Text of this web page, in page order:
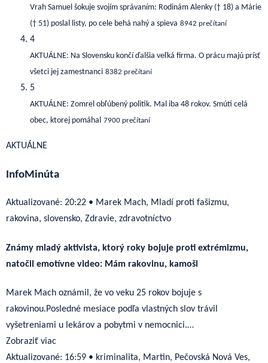
Vrah Samuel šokuje svojím správaním: Rodinám Alenky († 18) a Márie
(† 51) poslal listy, po cele behá nahý a spieva 8942 prečítaní
4
AKTUÁLNE: Na Slovensku končí ďalšia veľká firma. O prácu majú prísť
všetci jej zamestnanci 8382 prečítaní
5
AKTUÁLNE: Zomrel obľúbený politik. Mal iba 48 rokov. Smúti celá
obec, ktorej pomáhal
7900 prečítaní
AKTUÁLNE
InfoMinúta
Aktualizované: 20:22 • Marek Mach, Mladí proti fašizmu,
rakovina, slovensko, Zdravie, zdravotníctvo
Známy mladý aktivista, ktorý roky bojuje proti extrémizmu,
natočil emotívne video: Mám rakovinu, kamoši
Marek Mach oznámil, že vo veku 25 rokov bojuje s
rakovinou.Posledné mesiace podľa vlastných slov trávil
vyšetreniami u lekárov a pobytmi v nemocnici.…
Zobraziť viac
Aktualizované: 16:59 • kriminalita, Martin, Pečovská Nová Ves,